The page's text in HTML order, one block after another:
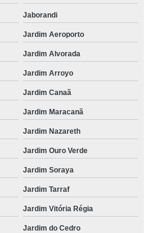
Jaborandi
Jardim Aeroporto
Jardim Alvorada
Jardim Arroyo
Jardim Canaã
Jardim Maracanã
Jardim Nazareth
Jardim Ouro Verde
Jardim Soraya
Jardim Tarraf
Jardim Vitória Régia
Jardim do Cedro